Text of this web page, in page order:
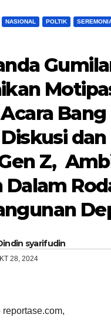
NASIONAL POLTIK
Bang
dan
Z,
Dalam
syarifudin
28, 2024